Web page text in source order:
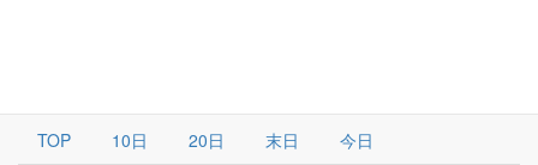
TOP 10日 20日 末日 今日